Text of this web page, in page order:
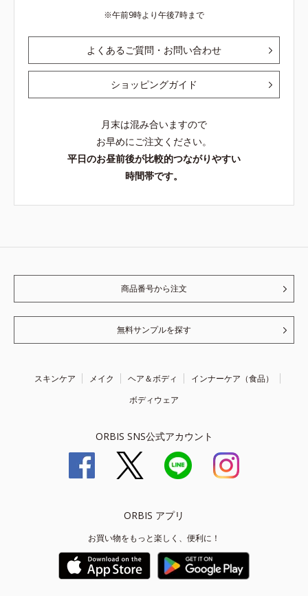
午前9時より午後7時まで
よくあるご質問・お問い合わせ
ショッピングガイド
月末は混み合いますので
お早めにご注文ください。
平日のお昼前後が比較的つながりやすい
時間帯です。
商品番号から注文
無料サンプルを探す
スキンケア メイク ヘア＆ボディ
インナーケア（食品）
ボディウェア
ORBIS SNS公式アカウント
ORBIS アプリ
お買い物をもっと楽しく、便利に！